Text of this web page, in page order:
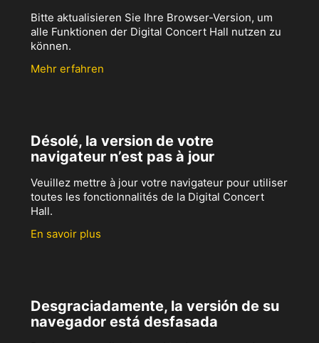
Bitte aktualisieren Sie Ihre Browser-Version, um
alle Funktionen der Digital Concert Hall nutzen zu
können.
Mehr erfahren
Désolé, la version de votre
navigateur n’est pas à jour
Veuillez mettre à jour votre navigateur pour utiliser
toutes les fonctionnalités de la Digital Concert
Hall.
En savoir plus
Desgraciadamente, la versión de su
navegador está desfasada